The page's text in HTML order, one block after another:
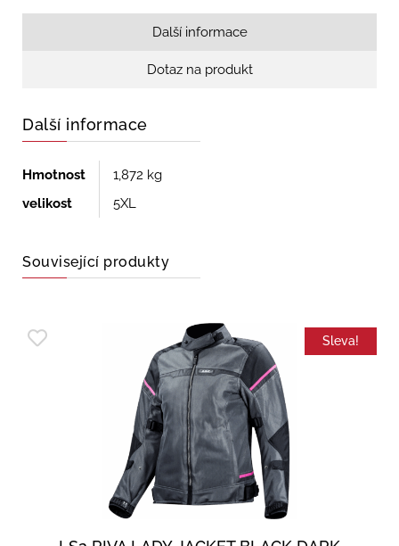
Další informace
Dotaz na produkt
Další informace
Hmotnost
1,872 kg
velikost
5XL
Související produkty
Sleva!